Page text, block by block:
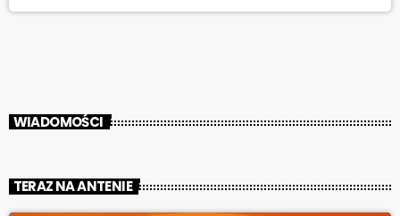
WIADOMOŚCI
TERAZ NA ANTENIE